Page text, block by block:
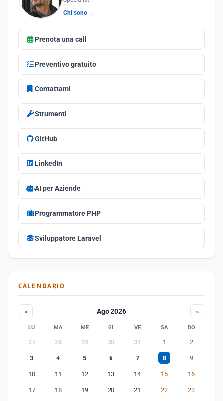
Chi sono →
Prenota una call
Preventivo gratuito
Contattami
Strumenti
GitHub
LinkedIn
AI per Aziende
Programmatore PHP
Sviluppatore Laravel
CALENDARIO
« Ago 2026 »
LU MA ME GI VE SA DO
27 28 29 30 31 1 2
3 4 5 6 7 8 9
10 11 12 13 14 15 16
17 18 19 20 21 22 23